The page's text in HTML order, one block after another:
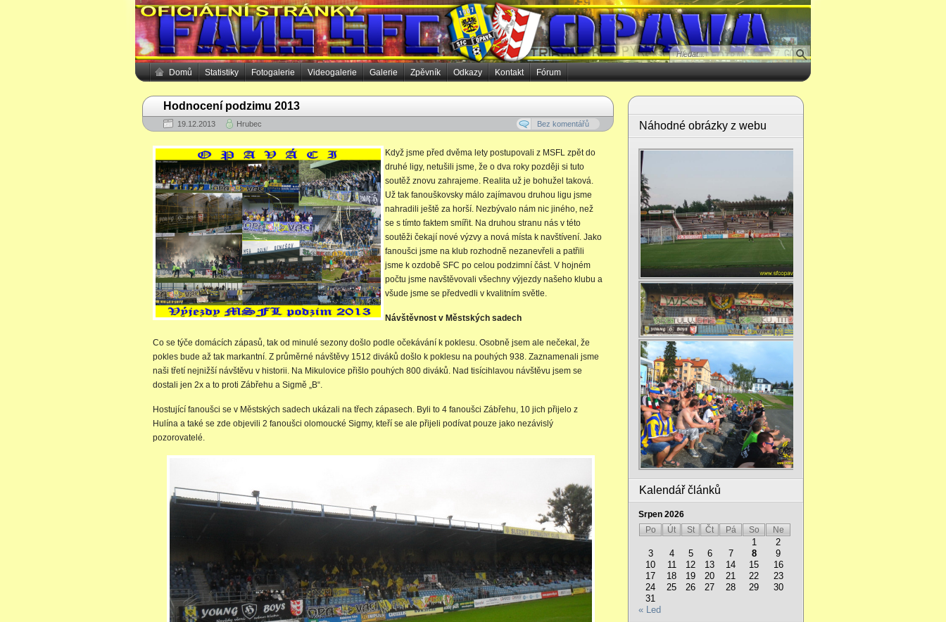
Domů Statistiky Fotogalerie Videogalerie Galerie Zpěvník Odkazy Kontakt Fórum
Náhodné obrázky z webu
Kalendář článků
Srpen 2026
Po
Út St Čt Pá So Ne
1
2
3
4 5 6 7 8
9
10
11 12 13 14 15
16
17
18 19 20 21 22
23
24
25 26 27 28 29
30
31
« Led
Hodnocení podzimu 2013
19.12.2013 Hrubec Bez komentářů
Když jsme před dvěma lety postupovali z MSFL zpět do
druhé ligy, netušili jsme, že o dva roky později si tuto
soutěž znovu zahrajeme. Realita už je bohužel taková.
Už tak fanouškovsky málo zajímavou druhou ligu jsme
nahradili ještě za horší. Nezbývalo nám nic jiného, než
se s tímto faktem smířit. Na druhou stranu nás v této
soutěži čekají nové výzvy a nová místa k navštívení. Jako
fanoušci jsme na klub rozhodně nezanevřeli a patřili
jsme k ozdobě SFC po celou podzimní část. V hojném
počtu jsme navštěvovali všechny výjezdy našeho klubu a
všude jsme se předvedli v kvalitním světle.
Návštěvnost v Městských sadech
Co se týče domácích zápasů, tak od minulé sezony došlo podle očekávání k poklesu. Osobně jsem ale nečekal, že
pokles bude až tak markantní. Z průměrné návštěvy 1512 diváků došlo k poklesu na pouhých 938. Zaznamenali jsme
naši třetí nejnižší návštěvu v historii. Na Mikulovice přišlo pouhých 800 diváků. Nad tisícihlavou návštěvu jsem se
dostali jen 2x a to proti Zábřehu a Sigmě „B“.
Hostující fanoušci se v Městských sadech ukázali na třech zápasech. Byli to 4 fanoušci Zábřehu, 10 jich přijelo z
Hulína a také se zde objevili 2 fanoušci olomoucké Sigmy, kteří se ale přijeli podívat pouze jako nezávislý
pozorovatelé.